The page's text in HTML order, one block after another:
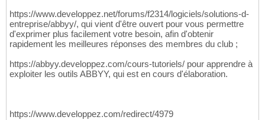
https://www.developpez.net/forums/f2314/logiciels/solutions-d-
entreprise/abbyy/, qui vient d'être ouvert pour vous permettre
d'exprimer plus facilement votre besoin, afin d'obtenir
rapidement les meilleures réponses des membres du club ;
https://abbyy.developpez.com/cours-tutoriels/ pour apprendre à
exploiter les outils ABBYY, qui est en cours d'élaboration.
https://www.developpez.com/redirect/4979